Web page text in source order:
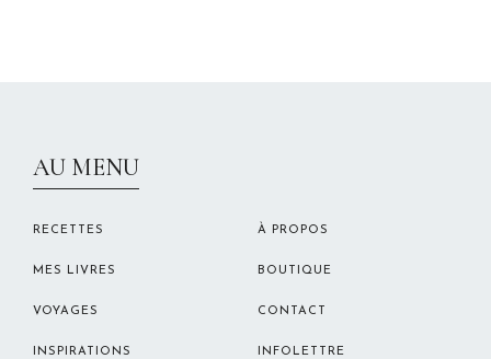
AU MENU
RECETTES
MES LIVRES
VOYAGES
INSPIRATIONS
À PROPOS
BOUTIQUE
CONTACT
INFOLETTRE